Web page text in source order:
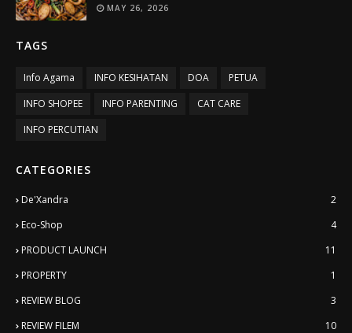
MAY 26, 2026
TAGS
Info Agama INFO KESIHATAN DOA
PETUA
INFO SHOPEE
INFO PARENTING
CAT CARE
INFO PERCUTIAN
CATEGORIES
De'Xandra
2
Eco-Shop
4
PRODUCT LAUNCH
11
PROPERTY
1
REVIEW BLOG
3
REVIEW FILEM
10